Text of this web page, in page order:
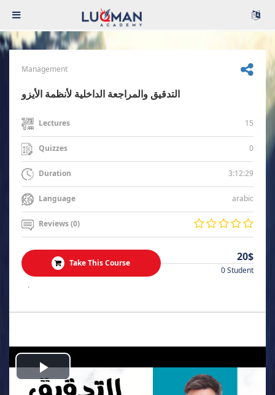
Management
التدقيق والمراجعة الداخلية لأنظمة الأيزو
Lectures 15
Quizzes 0
Duration 3:12:29
Language arabic
Reviews (0)
Take This Course 20$
0 Student
.
Play